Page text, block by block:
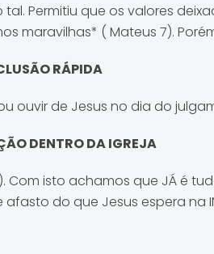
Permitiu que os valores
maravilhas* ( Mateus 7).
RÁPIDA
ouvir de Jesus no dia do
DENTRO DA IGREJA
isto achamos que JÁ é
do que Jesus espera na